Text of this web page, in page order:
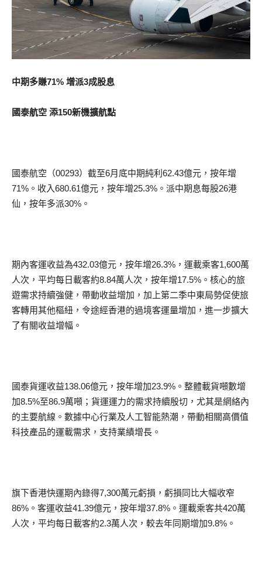
中期多賺71% 增派3成股息
國泰航空 添150新機擴航點
國泰航空（00293）截至6月底中期純利62.43億元，按年增
71%。收入680.61億元，按年增25.3%。派中期息每股26港
仙，按年多派30%。
期內客運收益為432.03億元，按年增26.3%，運載乘客1,600萬
人次，平均每日載客約8.84萬人次，按年增17.5%。核心的旅
遊需求持續強健，帶動收益增加，加上第二季中東局勢促使旅
客轉用其他樞紐，令途經香港的過境客運量增加，進一步擴大
了有關收益增幅。
國泰貨運收益138.06億元，按年增加23.9%。整體載貨噸數增
加8.5%至86.9萬噸；貨運運力的需求持續殷切，尤其是網絡內
的主要航線。數據中心行業及人工智能熱潮，帶動相關高價值
科技產品的運載需求，支持業績增長。
旗下香港快運期內錄得7,300萬元虧損，虧損同比大幅收窄
86%。客運收益41.39億元，按年增37.8%。運載乘客共420萬
人次，平均每日載客約2.3萬人次，較去年同期增加9.8%。